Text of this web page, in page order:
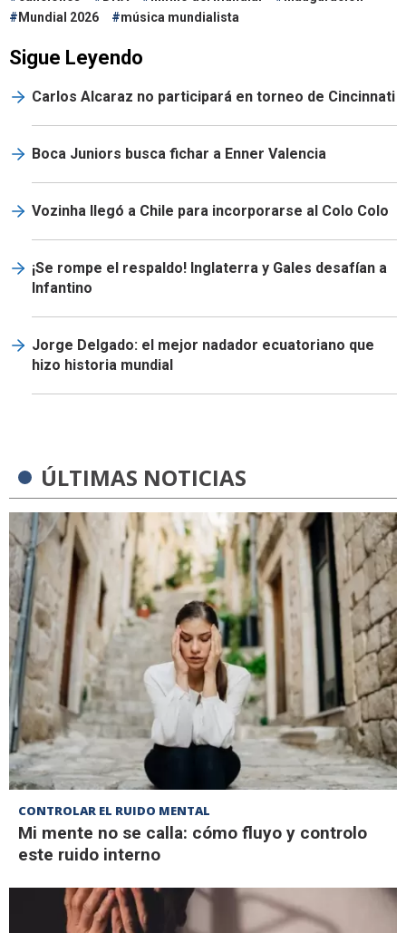
Mundial 2026
música mundialista
Sigue Leyendo
Carlos Alcaraz no participará en torneo de Cincinnati
Boca Juniors busca fichar a Enner Valencia
Vozinha llegó a Chile para incorporarse al Colo Colo
¡Se rompe el respaldo! Inglaterra y Gales desafían a
Infantino
Jorge Delgado: el mejor nadador ecuatoriano que
hizo historia mundial
ÚLTIMAS NOTICIAS
CONTROLAR EL RUIDO MENTAL
Mi mente no se calla: cómo fluyo y controlo
este ruido interno